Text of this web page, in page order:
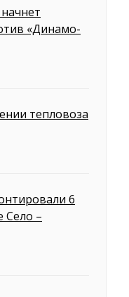
«Динамо-
тепловоза
6
Село –